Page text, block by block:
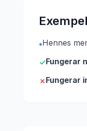
Exempel
•Hennes
✓Fungerar
✗Fungerar